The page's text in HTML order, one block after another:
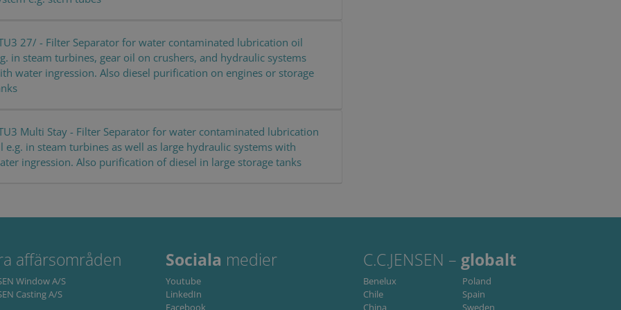
27/ - Filter Separator for water contaminated lubrication oil
in steam turbines, gear oil on crushers, and hydraulic systems
water ingression. Also diesel purification on engines or storage
Multi Stay - Filter Separator for water contaminated lubrication
e.g. in steam turbines as well as large hydraulic systems with
ingression. Also purification of diesel in large storage tanks
affärsområden
Window A/S
Casting A/S
Sociala medier
Youtube
LinkedIn
Facebook
C.C.JENSEN – globalt
Benelux
Chile
China
Poland
Spain
Sweden
media.
1 day This is a Microsoft MSN 1st party cookie that ensures the proper functioning of this website.